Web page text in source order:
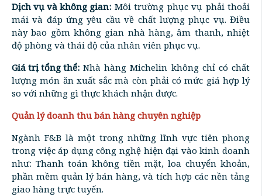
Dịch vụ và không gian: Môi trường phục vụ phải thoải
mái và đáp ứng yêu cầu về chất lượng phục vụ. Điều
này bao gồm không gian nhà hàng, âm thanh, nhiệt
độ phòng và thái độ của nhân viên phục vụ.
Giá trị tổng thể: Nhà hàng Michelin không chỉ có chất
lượng món ăn xuất sắc mà còn phải có mức giá hợp lý
so với những gì thực khách nhận được.
Quản lý doanh thu bán hàng chuyên nghiệp
Ngành F&B là một trong những lĩnh vực tiên phong
trong việc áp dụng công nghệ hiện đại vào kinh doanh
như: Thanh toán không tiền mặt, loa chuyển khoản,
phần mềm quản lý bán hàng, và tích hợp các nền tảng
giao hàng trực tuyến.